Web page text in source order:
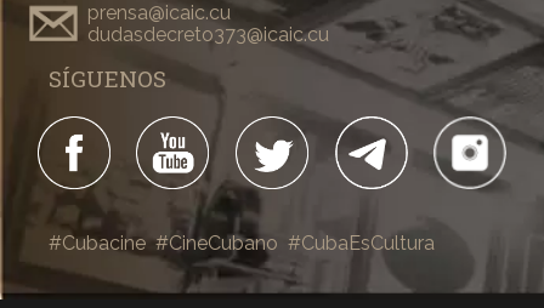
prensa@icaic.cu
dudasdecreto373@icaic.cu
SÍGUENOS
#Cubacine #CineCubano #CubaEsCultura